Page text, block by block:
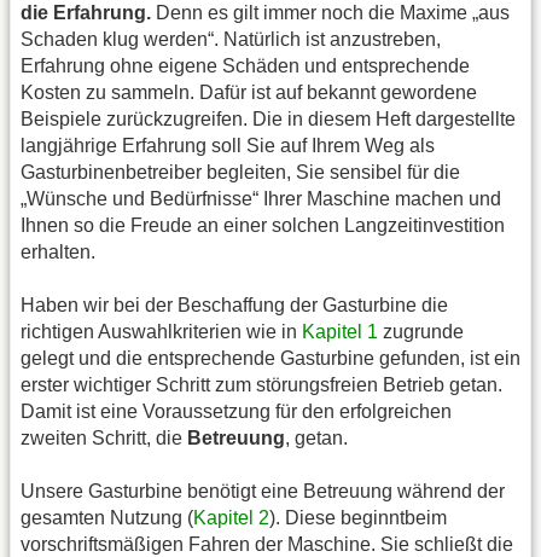
die Erfahrung. Denn es gilt immer noch die Maxime „aus
Schaden klug werden“. Natürlich ist anzustreben,
Erfahrung ohne eigene Schäden und entsprechende
Kosten zu sammeln. Dafür ist auf bekannt gewordene
Beispiele zurückzugreifen. Die in diesem Heft dargestellte
langjährige Erfahrung soll Sie auf Ihrem Weg als
Gasturbinenbetreiber begleiten, Sie sensibel für die
„Wünsche und Bedürfnisse“ Ihrer Maschine machen und
Ihnen so die Freude an einer solchen Langzeitinvestition
erhalten.
Haben wir bei der Beschaffung der Gasturbine die
richtigen Auswahlkriterien wie in Kapitel 1 zugrunde
gelegt und die entsprechende Gasturbine gefunden, ist ein
erster wichtiger Schritt zum störungsfreien Betrieb getan.
Damit ist eine Voraussetzung für den erfolgreichen
zweiten Schritt, die Betreuung, getan.
Unsere Gasturbine benötigt eine Betreuung während der
gesamten Nutzung (Kapitel 2). Diese beginntbeim
vorschriftsmäßigen Fahren der Maschine. Sie schließt die